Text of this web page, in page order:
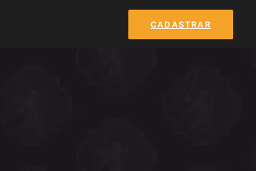
CADASTRAR